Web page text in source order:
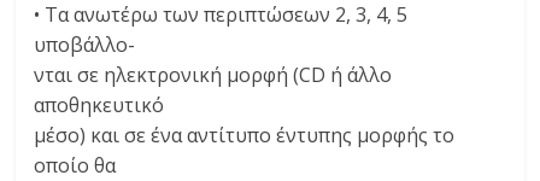
• Τα ανωτέρω των περιπτώσεων 2, 3, 4, 5
υποβάλλο-
νται σε ηλεκτρονική μορφή (CD ή άλλο
αποθηκευτικό
μέσο) και σε ένα αντίτυπο έντυπης μορφής το
οποίο θα